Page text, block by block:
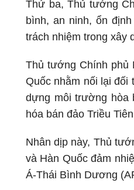
Thứ ba, Thủ tướng
bình, an ninh, ổn
trách nhiệm trong xây
Thủ tướng Chính phủ
Quốc nhằm nối lại đối
dựng môi trường hòa
hóa bán đảo Triều
Nhân dịp này, Thủ
và Hàn Quốc đảm
Á-Thái Bình Dương